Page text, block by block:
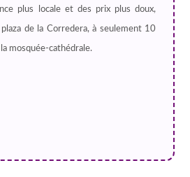
plus locale et des prix plus doux,
de la Corredera, à seulement 10
mosquée-cathédrale.